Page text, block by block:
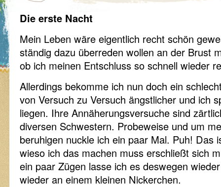
Die erste Nacht
Mein Leben wäre eigentlich recht schön
ständig dazu überreden wollen an der Brust
ob ich meinen Entschluss so schnell wieder
Allerdings bekomme ich nun doch ein
von Versuch zu Versuch ängstlicher und ich
liegen. Ihre Annäherungsversuche sind
diversen Schwestern. Probeweise und um
beruhigen nuckle ich ein paar Mal. Puh! Das
wieso ich das machen muss erschließt sich
ein paar Zügen lasse ich es deswegen
wieder an einem kleinen Nickerchen.